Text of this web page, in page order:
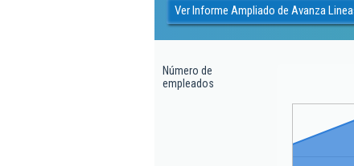
Ver Informe Ampliado de Avanza
Número de
empleados